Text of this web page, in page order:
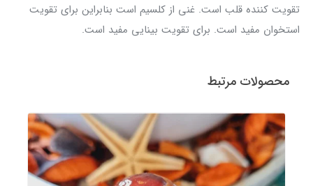
تقویت کننده قلب است. غنی از کلسیم است بنابراین برای تقویت
استخوان مفید است. برای تقویت بینایی مفید است.
محصولات مرتبط